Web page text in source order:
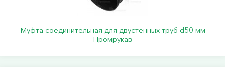
Муфта соединительная для двустенных труб d50 мм
Промрукав